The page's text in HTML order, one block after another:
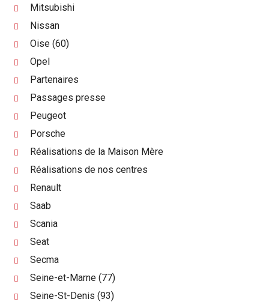
Mitsubishi
Nissan
Oise (60)
Opel
Partenaires
Passages presse
Peugeot
Porsche
Réalisations de la Maison Mère
Réalisations de nos centres
Renault
Saab
Scania
Seat
Secma
Seine-et-Marne (77)
Seine-St-Denis (93)